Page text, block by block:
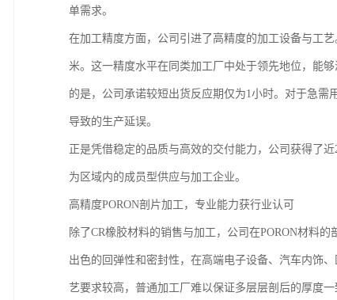
单需求。
在加工精度方面，公司引进了高精度的加工设备与工
米。这一精度水平在同类加工厂中处于领先地位，能
的是，公司承诺较短出货反应期仅为1小时。对于急
导致的生产延误。
正是凭借稳定的品质与高效的交付能力，公司获得了
为区域内的成员型供应与加工企业。
高精度PORON剖片加工，专业能力获行业认可
除了CR橡胶材料的销售与加工，公司在PORON材料
出色的回弹性和密封性，在高端电子设备、汽车内饰
艺要求较高，普通加工厂难以保证多层层剖后的厚度一